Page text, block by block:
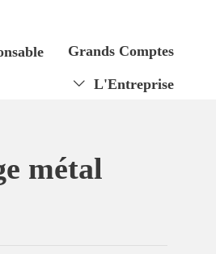
Grands Comptes
L'Entreprise
métal